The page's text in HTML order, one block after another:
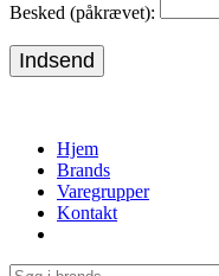
Besked (påkrævet):
Indsend
Hjem
Brands
Varegrupper
Kontakt